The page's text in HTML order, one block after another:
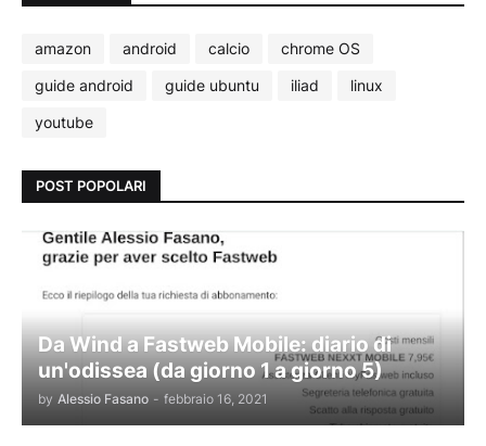
amazon android calcio
chrome OS
guide android
guide ubuntu iliad
linux
youtube
POST POPOLARI
Da Wind a Fastweb Mobile: diario di
un'odissea (da giorno 1 a giorno 5)
by Alessio Fasano - febbraio 16, 2021